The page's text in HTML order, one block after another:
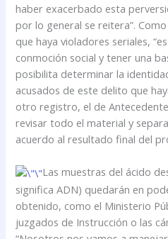
haber exacerbado esta
por lo general se reitera”.
que haya violadores seriales,
conmoción social y tener una
posibilita determinar la
acusados de este delito que
otro registro, el de
revisar todo el material y
acuerdo al resultado final del
Las muestras del ácido
significa ADN) quedarán en
obtenido, como el Ministerio
juzgados de Instrucción o las